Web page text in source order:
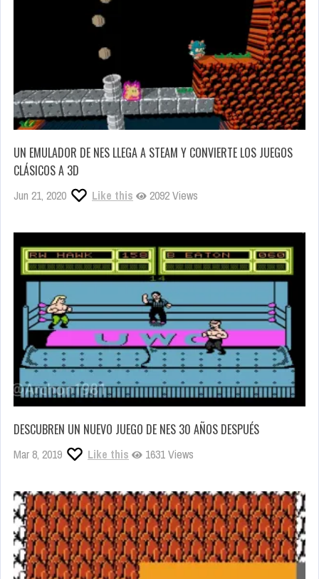
UN EMULADOR DE NES LLEGA A STEAM Y CONVIERTE LOS JUEGOS
CLÁSICOS A 3D
Jun 21, 2020 Like this 2092 Views
DESCUBREN UN NUEVO JUEGO DE NES 30 AÑOS DESPUÉS
Mar 8, 2019 Like this 1631 Views